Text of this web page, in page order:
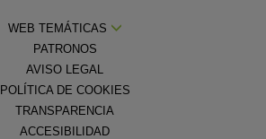
WEB TEMÁTICAS
PATRONOS
AVISO LEGAL
POLÍTICA DE COOKIES
TRANSPARENCIA
ACCESIBILIDAD